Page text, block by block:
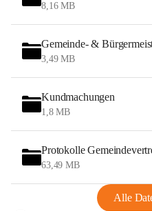
8,16 MB
Gemeinde- &
3,49 MB
Kundmachungen
1,8 MB
Protokolle
63,49 MB
Alle